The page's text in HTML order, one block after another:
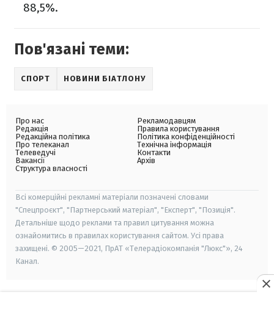
88,5%.
Пов'язані теми:
СПОРТ НОВИНИ БІАТЛОНУ
Про нас
Редакція
Редакційна політика
Про телеканал
Телеведучі
Вакансії
Структура власності
Рекламодавцям
Правила користування
Політика конфіденційності
Технічна інформація
Контакти
Архів
Всі комерційні рекламні матеріали позначені словами
"Спецпроєкт", "Партнерський матеріал", "Експерт", "Позиція".
Детальніше щодо реклами та правил цитування можна
ознайомитись в правилах користування сайтом. Усі права
захищені. © 2005—2021, ПрАТ «Телерадіокомпанія "Люкс"», 24
Канал.